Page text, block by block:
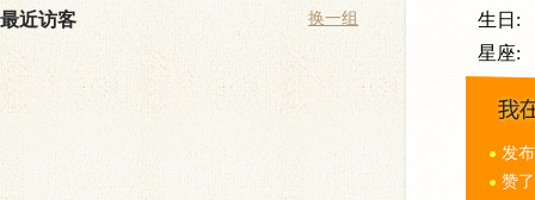
最近访客 换一组
生日:
星座:
发
赞